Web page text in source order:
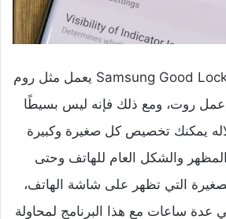
في الواقع إن تطبيق Samsung Good Lock يعمل مثل روم
روت، ومع ذلك فإنه ليس بسيطًا
يمكنك تخصيص كل صغيرة وكبيرة
والشكل العام للهاتف وحتى
التي تظهر على شاشة الهاتف،
ساعات مع هذا البرنامج لمحاولة